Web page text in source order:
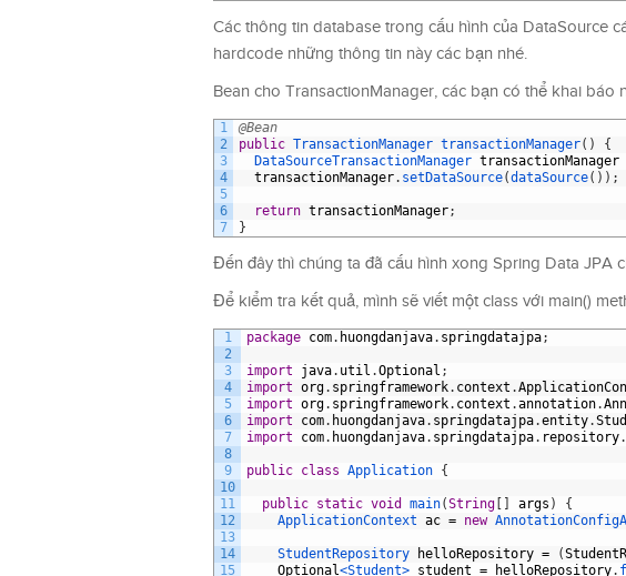
Các thông tin database trong cấu hình của DataSource
hardcode những thông tin này các bạn nhé.
Bean cho TransactionManager, các bạn có thể khai báo
1
2
3
4
5
6
7
@Bean
public TransactionManager transactionManager( )
{
DataSourceTransactionManager transactionManager
transactionManager. setDataSource(dataSource( ) ) ;
return transactionManager;
}
Đến đây thì chúng ta đã cấu hình xong Spring Data JPA
Để kiểm tra kết quả, mình sẽ viết một class với main()
1
2
3
4
5
6
7
8
9
10
11
12
13
14
15
package com. huongdanjava. springdatajpa;
import java. util .Optional ;
import org. springframework. context .
import org. springframework. context .annotation.
import
com. huongdanjava. springdatajpa.entity.
import
com. huongdanjava. springdatajpa. repository.
public class Application {
public static void main(String args )
{
ApplicationContext ac = new
StudentRepository helloRepository = (
Optional<Student> student = helloRepository.